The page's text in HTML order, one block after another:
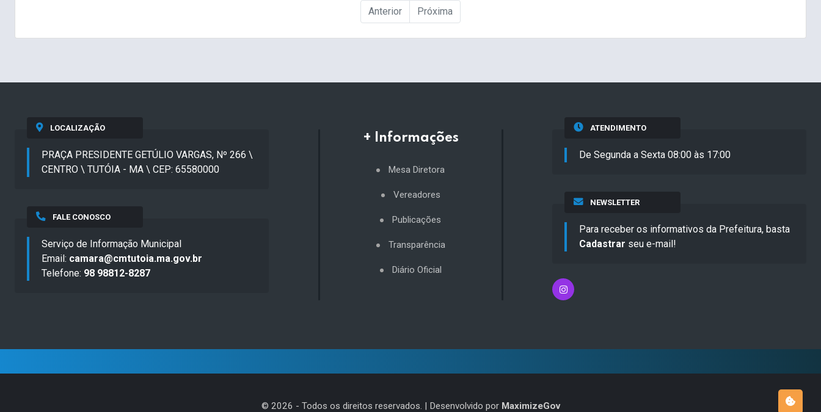
Anterior Próxima
LOCALIZAÇÃO
PRAÇA PRESIDENTE GETÚLIO VARGAS, Nº 266 \
CENTRO \ TUTÓIA - MA \ CEP: 65580000
FALE CONOSCO
Serviço de Informação Municipal
Email: camara@cmtutoia.ma.gov.br
Telefone: 98 98812-8287
+ Informações
Mesa Diretora
Vereadores
Publicações
Transparência
Diário Oficial
ATENDIMENTO
De Segunda a Sexta 08:00 às 17:00
NEWSLETTER
Para receber os informativos da Prefeitura, basta
Cadastrar seu e-mail!
© 2026 - Todos os direitos reservados. | Desenvolvido por MaximizeGov